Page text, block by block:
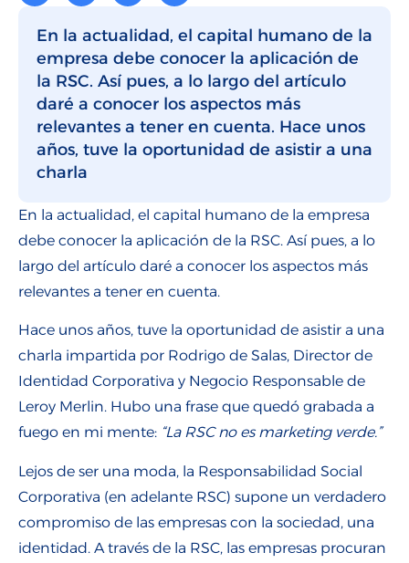
En la actualidad, el capital humano de la
empresa debe conocer la aplicación de
la RSC. Así pues, a lo largo del artículo
daré a conocer los aspectos más
relevantes a tener en cuenta. Hace unos
años, tuve la oportunidad de asistir a una
charla
En la actualidad, el capital humano de la empresa
debe conocer la aplicación de la RSC. Así pues, a lo
largo del artículo daré a conocer los aspectos más
relevantes a tener en cuenta.
Hace unos años, tuve la oportunidad de asistir a una
charla impartida por Rodrigo de Salas, Director de
Identidad Corporativa y Negocio Responsable de
Leroy Merlin. Hubo una frase que quedó grabada a
fuego en mi mente: “La RSC no es marketing verde.”
Lejos de ser una moda, la Responsabilidad Social
Corporativa (en adelante RSC) supone un verdadero
compromiso de las empresas con la sociedad, una
identidad. A través de la RSC, las empresas procuran